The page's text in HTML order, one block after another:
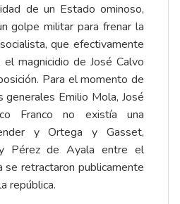
de un Estado ominoso,
golpe militar para frenar la
que efectivamente
magnicidio de José Calvo
Para el momento de
generales Emilio Mola, José
Franco no existía una
y Ortega y Gasset,
Pérez de Ayala entre el
se retractaron publicamente
república.